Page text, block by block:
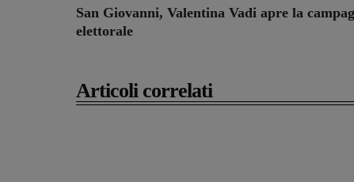
San Giovanni, Valentina Vadi apre la
elettorale
Articoli correlati